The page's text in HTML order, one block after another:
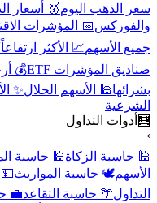
سعر الذهب اليوم🥇 أسعار
والفوركس 📅 المؤشرات
جميع الأسهم📈 الأكثر ارتفاعاً
صناديق المؤشرات ETF
💰
بشرائها🕌 الأسهم الحلال ✨
الشرعية
🧮أدوات التداول
🕌 حاسبة الزكاة🕌 حاسبة
الأسهم🕊️ حاسبة المواريث💵
التداول 🌴 حاسبة التقاعد💼